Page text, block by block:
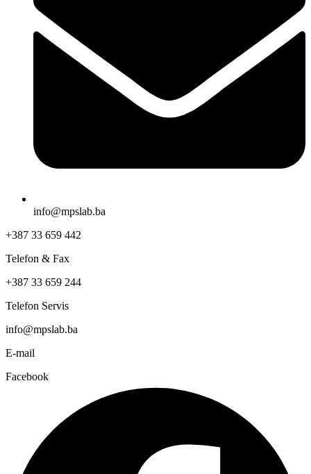
info@mpslab.ba
+387 33 659 442
Telefon & Fax
+387 33 659 244
Telefon Servis
info@mpslab.ba
E-mail
Facebook